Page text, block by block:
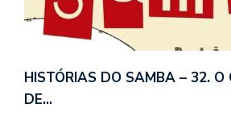
HISTÓRIAS DO SAMBA – 32. O
DE…